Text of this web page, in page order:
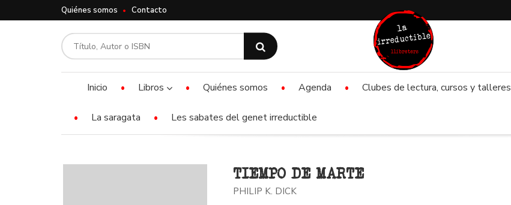
Quiénes somos Contacto
Inicio Libros Quiénes somos Agenda Clubes de lectura, cursos y talleres
La saragata Les sabates del genet irreductible
TIEMPO DE MARTE
PHILIP K. DICK